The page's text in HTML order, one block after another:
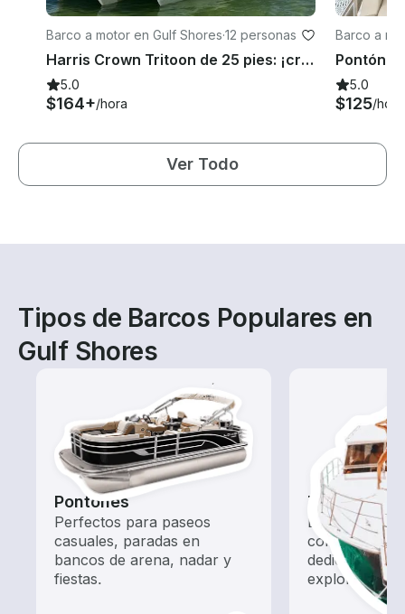
Barco a motor en Gulf Shores·12 personas
Harris Crown Tritoon de 25 pies: ¡crucero de lujo para hasta 12 huéspedes!
5.0
$164+/hora
Barco a
ch
5.0
$125/hora
Ver Todo
Tipos de Barcos Populares en
Gulf Shores
Pontones
Perfectos para paseos
casuales, paradas en
bancos de arena, nadar y
fiestas.
Tours
Explora las
con un
dedicado a
exploración.